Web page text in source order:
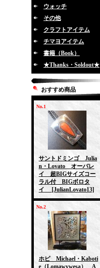
ウォッチ
その他
クラフトアイテム
チマヨアイテム
書籍（Book）
★Thanks・Soldout★
おすすめ商品
No.1
サントドミンゴ Julia
n・Lovato オーバレ
イ 超BIGサイズコー
ラル付 BIGボロタ
イ
[JulianLovato13]
No.2
ホピ Michael・Kaboti
e（Lomawywesa） A